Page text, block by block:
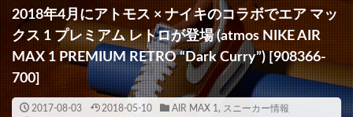
2018年4月にアトモス × ナイキのコラボでエア マッ
クス 1 プレミアム レトロが登場 (atmos NIKE AIR
MAX 1 PREMIUM RETRO “Dark Curry”) [908366-
700]
2017-08-03 2018-05-10 AIR MAX 1 , スニーカー情報